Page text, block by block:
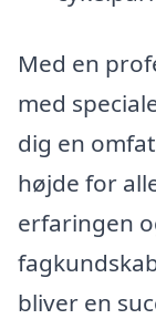
Med en
med
dig en
højde for
erfaringen
bliver en